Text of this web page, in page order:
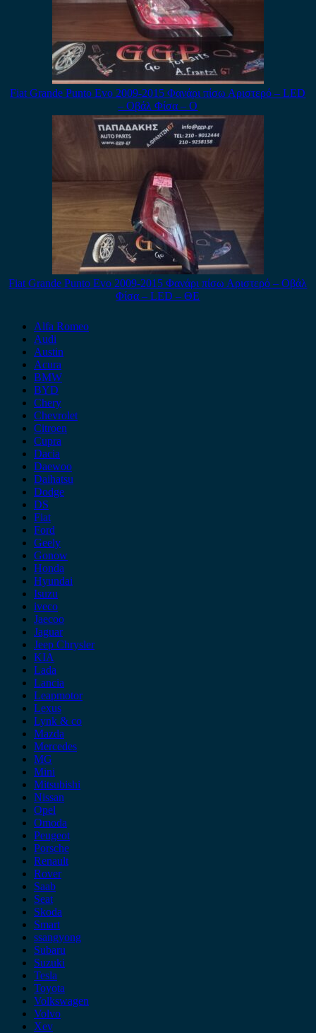
Fiat Grande Punto Evo 2009-2015 Φανάρι πίσω Αριστερό – LED
– Οβάλ Φίσα – Ο
Fiat Grande Punto Evo 2009-2015 Φανάρι πίσω Αριστερό – Οβάλ
Φίσα – LED – ΘΕ
Alfa Romeo
Audi
Austin
Acura
BMW
BYD
Chery
Chevrolet
Citroen
Cupra
Dacia
Daewoo
Daihatsu
Dodge
DS
Fiat
Ford
Geely
Gonow
Honda
Hyundai
Isuzu
iveco
Jaecoo
Jaguar
Jeep Chrysler
KIA
Lada
Lancia
Leapmotor
Lexus
Lynk & co
Mazda
Mercedes
MG
Mini
Mitsubishi
Nissan
Opel
Omoda
Peugeot
Porsche
Renault
Rover
Saab
Seat
Skoda
Smart
ssangyong
Subaru
Suzuki
Tesla
Toyota
Volkswagen
Volvo
Xev